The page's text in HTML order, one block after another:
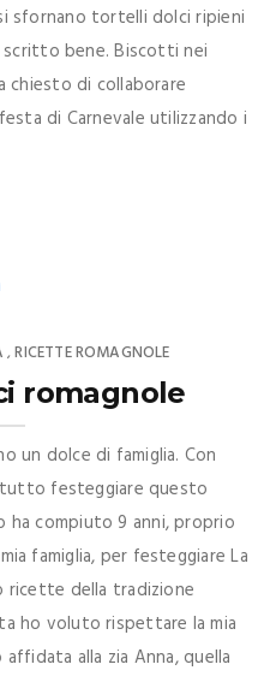
sfornano tortelli dolci ripieni
scritto bene. Biscotti nei
chiesto di collaborare
di Carnevale utilizzando i
,RICETTE ROMAGNOLE
romagnole
un dolce di famiglia. Con
festeggiare questo
ha compiuto 9 anni, proprio
famiglia, per festeggiare La
ricette della tradizione
ho voluto rispettare la mia
alla zia Anna, quella